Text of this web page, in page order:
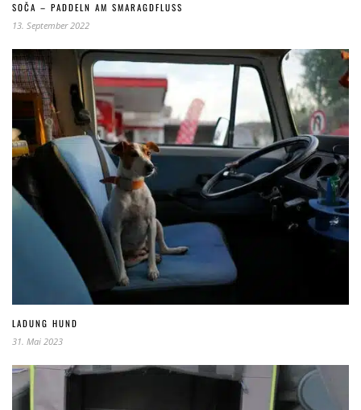
SOČA – PADDELN AM SMARAGDFLUSS
13. September 2022
LADUNG HUND
31. Mai 2023